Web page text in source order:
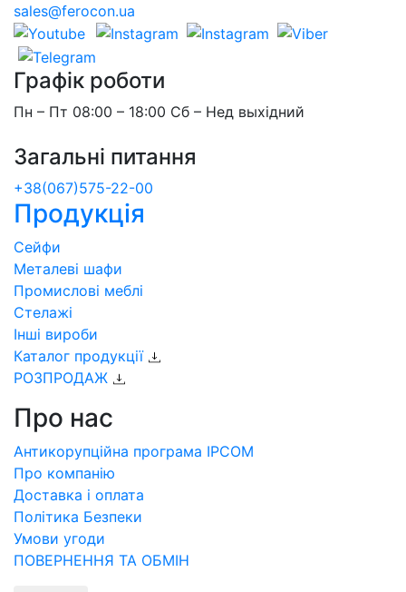
sales@ferocon.ua
Графік роботи
Пн – Пт 08:00 – 18:00 Сб – Нед выхідний
Загальні питання
+38(067)575-22-00
Продукція
Сейфи
Металеві шафи
Промислові меблі
Стелажі
Інші вироби
Каталог продукції
РОЗПРОДАЖ
Про нас
Антикорупційна програма IPCOM
Про компанію
Доставка і оплата
Політика Безпеки
Умови угоди
ПОВЕРНЕННЯ ТА ОБМІН